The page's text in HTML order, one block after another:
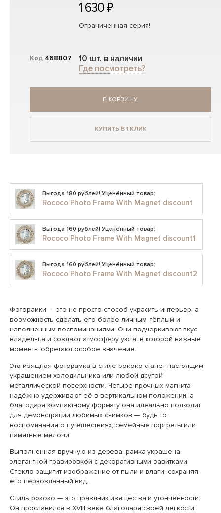
Код 468807
1 630 ₽
Ограниченная серия!
10 шт. в наличии
Где посмотреть?
В КОРЗИНУ
КУПИТЬ В 1 КЛИК
Выгода 180 рублей! Уценённый товар:
Rococo Photo Frame With Magnet discount
Выгода 160 рублей! Уценённый товар:
Rococo Photo Frame With Magnet discount1
Выгода 160 рублей! Уценённый товар:
Rococo Photo Frame With Magnet discount2
Фоторамки — это не просто способ украсить интерьер, а
возможность сделать его более личным, тёплым и
наполненным воспоминаниями. Они подчеркивают вкус
владельца и создают атмосферу уюта, в которой важные
моменты обретают особое значение.
Эта изящная фоторамка в стиле рококо станет настоящим
украшением холодильника или любой другой
металлической поверхности. Четыре прочных магнита
надёжно удерживают её в вертикальном положении, а
благодаря компактному формату она идеально подходит
для демонстрации любимых снимков — будь то
воспоминания о путешествиях, семейные портреты или
памятные мелочи.
Выполненная вручную из дерева, рамка украшена
элегантной гравировкой с декоративными завитками.
Стекло защитит изображение от пыли и влаги, сохраняя
его первозданный вид.
Стиль рококо — это праздник изящества и утончённости.
Он прославился в XVIII веке благодаря своей легкости,